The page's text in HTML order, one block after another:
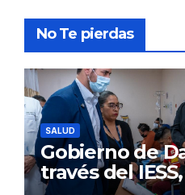
No Te pierdas
SALUD
Gobierno de
través del